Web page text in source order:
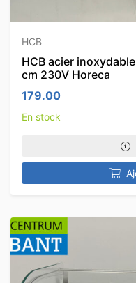
HCB
HCB acier
cm 230V Horeca
179.00
En stock